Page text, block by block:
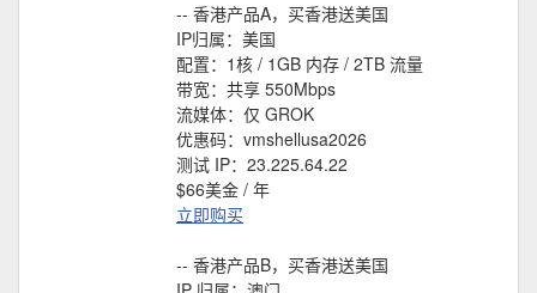
-- 香港产品A，买香港送美国
IP归属：美国
配置：1核 / 1GB 内存 / 2TB 流量
带宽：共享 550Mbps
流媒体：仅 GROK
优惠码：vmshellusa2026
测试 IP：23.225.64.22
$66美金 / 年
立即购买
-- 香港产品B，买香港送美国